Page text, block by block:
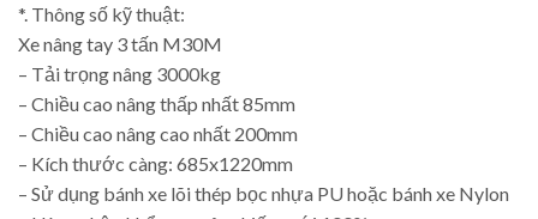
*. Thông số kỹ thuật:
Xe nâng tay 3 tấn M30M
– Tải trọng nâng 3000kg
– Chiều cao nâng thấp nhất 85mm
– Chiều cao nâng cao nhất 200mm
– Kích thước càng: 685x1220mm
– Sử dụng bánh xe lõi thép bọc nhựa PU hoặc bánh xe Nylon